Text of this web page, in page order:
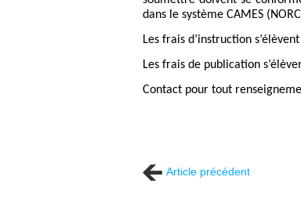
dans le système CAMES
Les frais d’instruction
Les frais de publication
Contact pour tout
Article précédent